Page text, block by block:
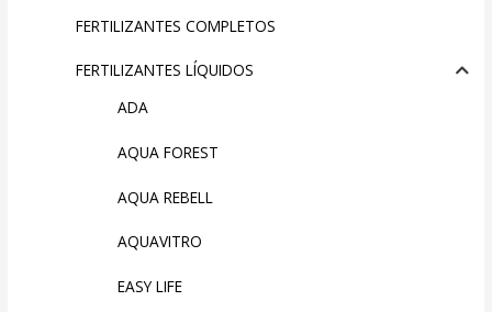
FERTILIZANTES COMPLETOS
FERTILIZANTES LÍQUIDOS
ADA
AQUA FOREST
AQUA REBELL
AQUAVITRO
EASY LIFE